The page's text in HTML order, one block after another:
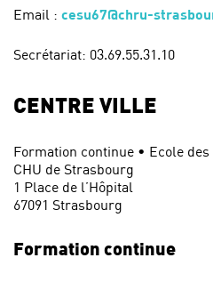
Email : cesu67@chru-
Secrétariat: 03.69.55.31.10
CENTRE VILLE
Formation continue • Ecole
CHU de Strasbourg
1 Place de l’Hôpital
67091 Strasbourg
Formation continue